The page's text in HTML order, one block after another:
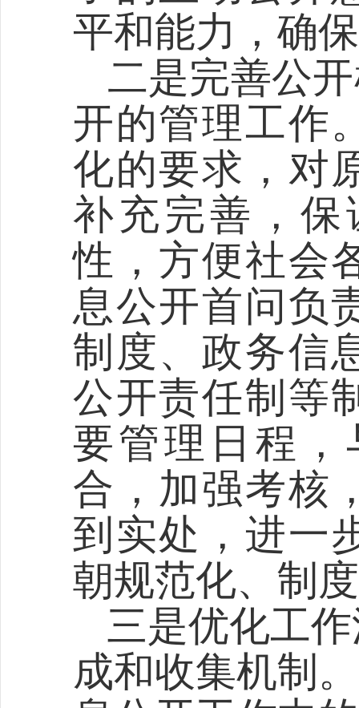
平和能力，确
二是完善公
开的管理工作
化的要求，对
补充完善，
性，方便社会
息公开首问负
制度、政务信
公开责任制等
要管理日程
合，加强考核
到实处，进一
朝规范化、制
三是优化工
成和收集机制